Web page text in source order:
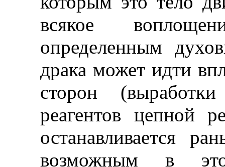
всякое
определенным
драка может идти
сторон
реагентов цепной
останавливается
возможным в